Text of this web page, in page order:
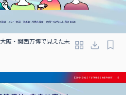
阪・関西万博で見えた未